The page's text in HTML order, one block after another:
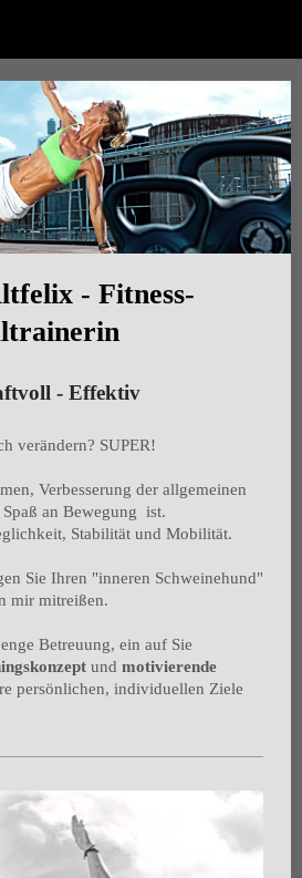
- Fitness-
- Effektiv
verändern? SUPER!
Verbesserung der allgemeinen
an Bewegung ist.
Stabilität und Mobilität.
Sie Ihren "inneren Schweinehund"
mir mitreißen.
Betreuung, ein auf Sie
und motivierende
persönlichen, individuellen Ziele